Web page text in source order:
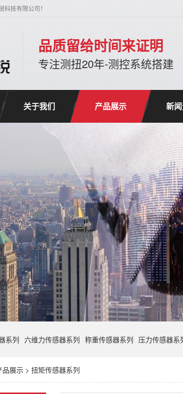
技有限公司！
品质留给时间来证明
专注测扭20年-测控系统搭建
关于我们 产品展示 新
系列 六维力传感器系列 称重传感器系列 压力传感器系
品展示 > 扭矩传感器系列